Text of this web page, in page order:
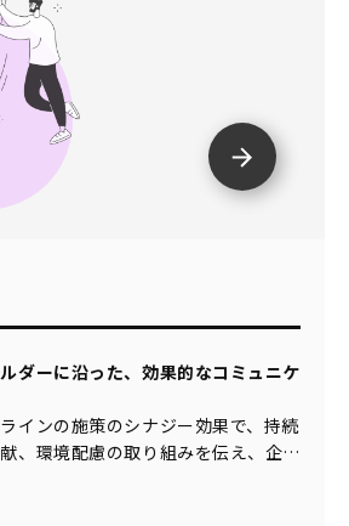
ダーに沿った、効果的なコミュニケ
インの施策のシナジー効果で、持続
、環境配慮の取り組みを伝え、企業